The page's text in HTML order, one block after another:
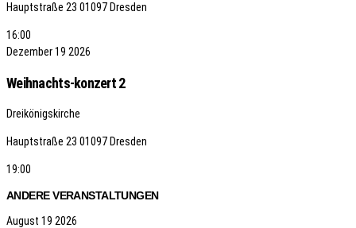
Hauptstraße 23 01097 Dresden
16:00
Dezember19 2026
Weihnachts-konzert 2
Dreikönigskirche
Hauptstraße 23 01097 Dresden
19:00
ANDERE VERANSTALTUNGEN
August 19 2026